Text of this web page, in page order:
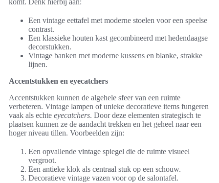
komt. Denk hierbij aan:
Een vintage eettafel met moderne stoelen voor een speelse
contrast.
Een klassieke houten kast gecombineerd met hedendaagse
decorstukken.
Vintage banken met moderne kussens en blanke, strakke
lijnen.
Accentstukken en eyecatchers
Accentstukken kunnen de algehele sfeer van een ruimte
verbeteren. Vintage lampen of unieke decoratieve items fungeren
vaak als echte eyecatchers. Door deze elementen strategisch te
plaatsen kunnen ze de aandacht trekken en het geheel naar een
hoger niveau tillen. Voorbeelden zijn:
Een opvallende vintage spiegel die de ruimte visueel
vergroot.
Een antieke klok als centraal stuk op een schouw.
Decoratieve vintage vazen voor op de salontafel.